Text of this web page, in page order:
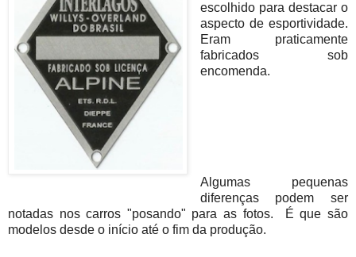
escolhido para destacar o
aspecto de esportividade.
Eram praticamente
fabricados sob
encomenda.
Algumas pequenas
diferenças podem ser
notadas nos carros "posando" para as fotos. É que são
modelos desde o início até o fim da produção.